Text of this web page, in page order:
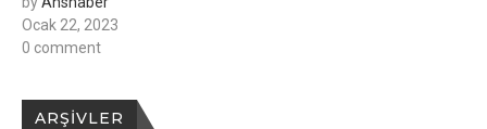
Ocak 22, 2023
0 comment
ARŞIVLER